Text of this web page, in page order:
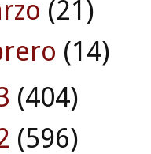
(21)
(14)
(404)
(596)